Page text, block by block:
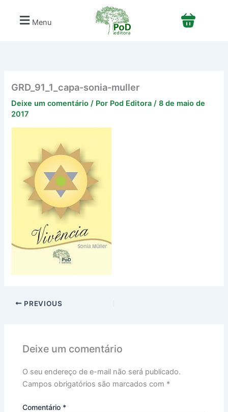
Menu
GRD_91_1_capa-sonia-muller
Deixe um comentário / Por Pod Editora/8 de maio de
2017
PREVIOUS
Deixe um comentário
O seu endereço de e-mail não será publicado.
Campos obrigatórios são marcados com *
Comentário *